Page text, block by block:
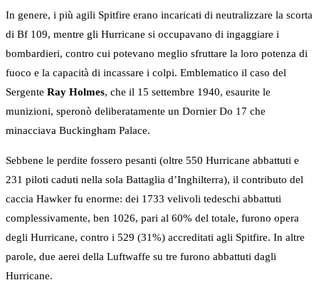
In genere, i più agili Spitfire erano incaricati di neutralizzare la scorta
di Bf 109, mentre gli Hurricane si occupavano di ingaggiare i
bombardieri, contro cui potevano meglio sfruttare la loro potenza di
fuoco e la capacità di incassare i colpi. Emblematico il caso del
Sergente Ray Holmes, che il 15 settembre 1940, esaurite le
munizioni, speronò deliberatamente un Dornier Do 17 che
minacciava Buckingham Palace.
Sebbene le perdite fossero pesanti (oltre 550 Hurricane abbattuti e
231 piloti caduti nella sola Battaglia d’Inghilterra), il contributo del
caccia Hawker fu enorme: dei 1733 velivoli tedeschi abbattuti
complessivamente, ben 1026, pari al 60% del totale, furono opera
degli Hurricane, contro i 529 (31%) accreditati agli Spitfire. In altre
parole, due aerei della Luftwaffe su tre furono abbattuti dagli
Hurricane.